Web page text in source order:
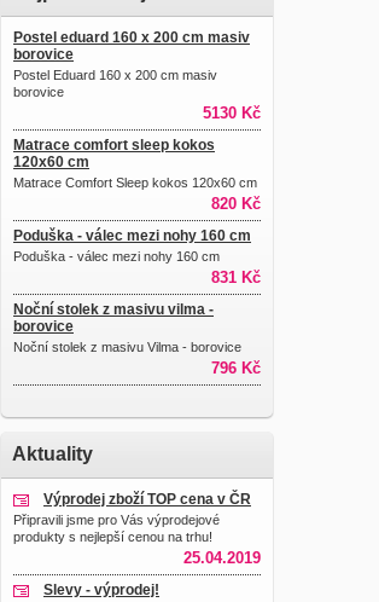
Postel eduard 160 x 200 cm masiv
borovice
Postel Eduard 160 x 200 cm masiv
borovice
5130 Kč
Matrace comfort sleep kokos
120x60 cm
Matrace Comfort Sleep kokos 120x60 cm
820 Kč
Poduška - válec mezi nohy 160 cm
Poduška - válec mezi nohy 160 cm
831 Kč
Noční stolek z masivu vilma -
borovice
Noční stolek z masivu Vilma - borovice
796 Kč
Aktuality
Výprodej zboží TOP cena v ČR
Připravili jsme pro Vás výprodejové
produkty s nejlepší cenou na trhu!
25.04.2019
Slevy - výprodej!